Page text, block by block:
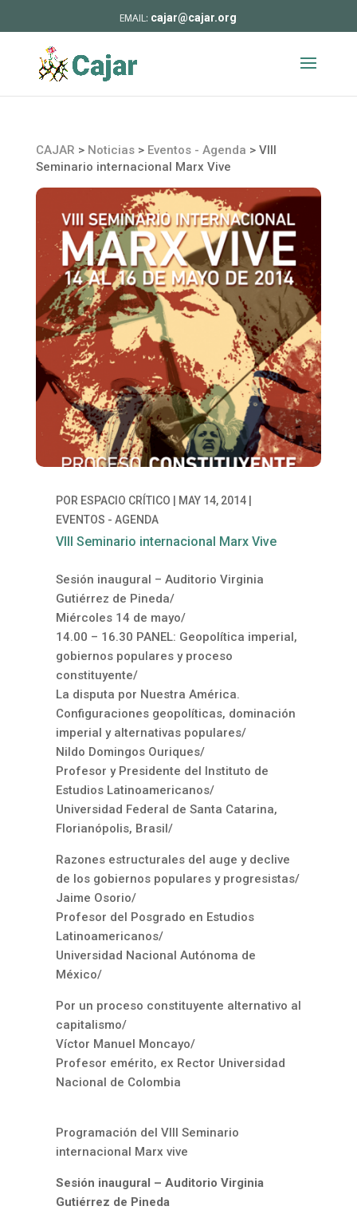
cajar@cajar.org
CAJAR > Noticias> Eventos - Agenda > VIII
Seminario internacional Marx Vive
POR ESPACIO CRÍTICO MAY 14, 2014|
EVENTOS - AGENDA
VIII Seminario internacional Marx Vive
Sesión inaugural – Auditorio Virginia
Gutiérrez de Pineda/
Miércoles 14 de mayo/
14.00 – 16.30 PANEL: Geopolítica imperial,
gobiernos populares y proceso
constituyente/
La disputa por Nuestra América.
Configuraciones geopolíticas, dominación
imperial y alternativas populares/
Nildo Domingos Ouriques/
Profesor y Presidente del Instituto de
Estudios Latinoamericanos/
Universidad Federal de Santa Catarina,
Florianópolis, Brasil/
Razones estructurales del auge y declive
de los gobiernos populares y progresistas/
Jaime Osorio/
Profesor del Posgrado en Estudios
Latinoamericanos/
Universidad Nacional Autónoma de
México/
Por un proceso constituyente alternativo al
capitalismo/
Víctor Manuel Moncayo/
Profesor emérito, ex Rector Universidad
Nacional de Colombia
Programación del VIII Seminario
internacional Marx vive
Sesión inaugural – Auditorio Virginia
Gutiérrez de Pineda